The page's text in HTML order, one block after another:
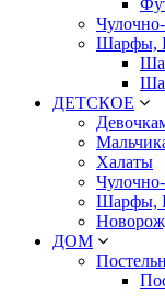
Шарфы,
ДЕТСКОЕ
Халаты
Шарфы,
ДОМ